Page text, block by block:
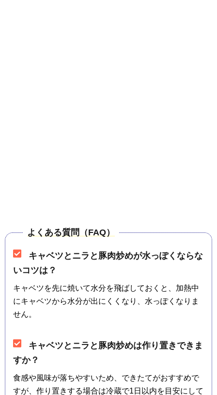
よくある質問（FAQ）
キャベツとニラと豚肉炒めが水っぽくならな
いコツは？
キャベツを先に焼いて水分を飛ばしておくと、加熱中
にキャベツから水分が出にくくなり、水っぽくなりま
せん。
キャベツとニラと豚肉炒めは作り置きできま
すか？
食感や風味が落ちやすいため、できたてがおすすめで
すが、作り置きする場合は冷蔵で1日以内を目安にして